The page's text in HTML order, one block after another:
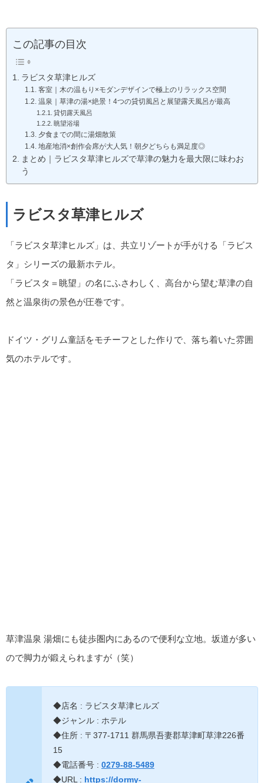
この記事の目次
ラビスタ草津ヒルズ
客室｜木の温もり×モダンデザインで極上のリラックス空間
温泉｜草津の湯×絶景！4つの貸切風呂と展望露天風呂が最高
貸切露天風呂
眺望浴場
夕食までの間に湯畑散策
地産地消×創作会席が大人気！朝夕どちらも満足度◎
まとめ｜ラビスタ草津ヒルズで草津の魅力を最大限に味わお
う
ラビスタ草津ヒルズ
「ラビスタ草津ヒルズ」は、共立リゾートが手がける「ラビス
タ」シリーズの最新ホテル。
「ラビスタ＝眺望」の名にふさわしく、高台から望む草津の自
然と温泉街の景色が圧巻です。
ドイツ・グリム童話をモチーフとした作りで、落ち着いた雰囲
気のホテルです。
草津温泉 湯畑にも徒歩圏内にあるので便利な立地。坂道が多い
ので脚力が鍛えられますが（笑）
◆店名 : ラビスタ草津ヒルズ
◆ジャンル : ホテル
◆住所 : 〒377-1711 群馬県吾妻郡草津町草津226番
15
◆電話番号 : 0279-88-5489
◆URL : https://dormy-